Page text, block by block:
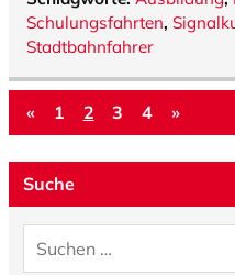
Schulungsfahrten,
Stadtbahnfahrer
« 1 2 3 4 »
Suche